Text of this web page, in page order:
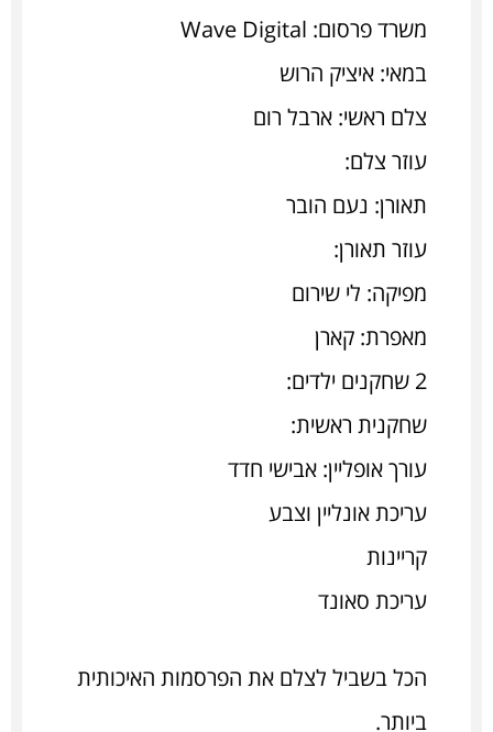
משרד פרסום: Wave Digital
במאי: איציק הרוש
צלם ראשי: ארבל רום
עוזר צלם:
תאורן: נעם הובר
עוזר תאורן:
מפיקה: לי שירום
מאפרת: קארן
2 שחקנים ילדים:
שחקנית ראשית:
עורך אופליין: אבישי חדד
עריכת אונליין וצבע
קריינות
עריכת סאונד
הכל בשביל לצלם את הפרסמות האיכותית
ביותר.